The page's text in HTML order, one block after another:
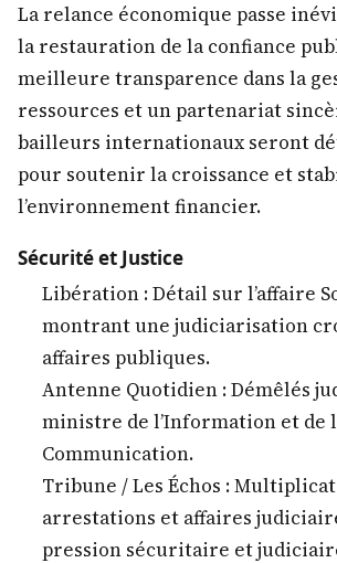
La relance économique passe
la restauration de la confiance
meilleure transparence dans la
ressources et un partenariat
bailleurs internationaux seront
pour soutenir la croissance et
l’environnement financier.
Sécurité et Justice
Libération : Détail sur l’affaire
montrant une judiciarisation
affaires publiques.
Antenne Quotidien : Démêlés
ministre de l’Information et de
Communication.
Tribune / Les Échos :
arrestations et affaires
pression sécuritaire et